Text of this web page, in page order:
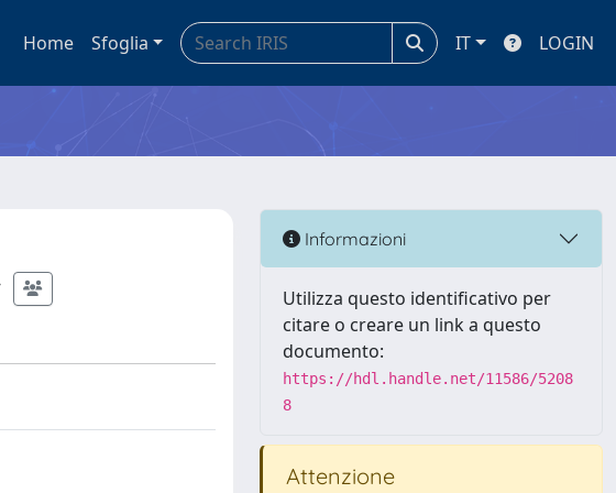
Home Sfoglia IT LOGIN
Informazioni
Utilizza questo identificativo per
citare o creare un link a questo
documento:
https://hdl.handle.net/11586/5208
8
Attenzione